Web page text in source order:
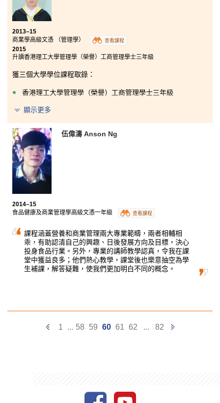
2013–15
商業學高級文憑 （管理學）
查看課程
2015
升讀香港理工大學管理學（榮譽）工商管理學士三年級
獲三個大學學位課程取錄：
香港理工大學管理學（榮譽）工商管理學士三年級
香港大學兩年制資訊管理理學士
香港城市大學工商管理榮譽學士（資訊管理）三年級
過去兩年，書院提供了良好的學習環境，讓我能夠專心
讀書，最後入讀心儀的大學。商業學高級文憑（管理
學）課程包含了不同的商業理論和知識，令我能夠好好
裝備自己。此外，書院的講師和學生發展資源中心的輔
導主任，亦全力協助學生，在各方面的幫助下，加上自
己努力不懈，最終順利升讀大學。
顯示更多
伍偉濤 Anson Ng
2014–15
食品健康及商業管理學高級文憑一年級
查看課程
課程涵蓋營養和商業管理兩大專業範疇，兩者相輔相
乖，有助認清自己的興趣、日後發展方向及目標，決心
投身食品行業。另外，專業的講師教學認真，令我在課
堂中獲益良多；他們熱心教學，課堂後也樂意抽空為學
生補課，解答疑難，使我們更加明白不同的概念。
Previous
1 ... 58 59 60 61 62 ... 82